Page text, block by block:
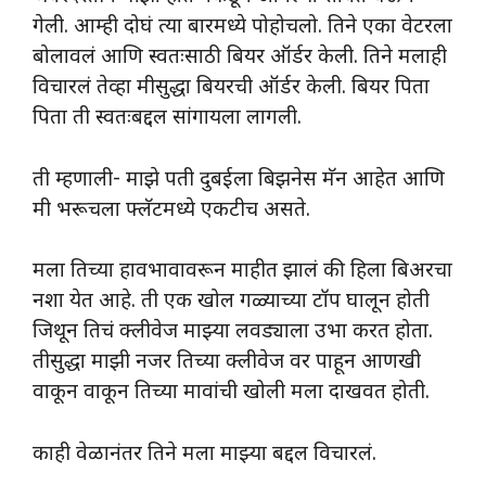
गेली. आम्ही दोघं त्या बारमध्ये पोहोचलो. तिने एका वेटरला
बोलावलं आणि स्वतःसाठी बियर ऑर्डर केली. तिने मलाही
विचारलं तेव्हा मीसुद्धा बियरची ऑर्डर केली. बियर पिता
पिता ती स्वतःबद्दल सांगायला लागली.
ती म्हणाली- माझे पती दुबईला बिझनेस मॅन आहेत आणि
मी भरूचला फ्लॅटमध्ये एकटीच असते.
मला तिच्या हावभावावरून माहीत झालं की हिला बिअरचा
नशा येत आहे. ती एक खोल गळ्याच्या टॉप घालून होती
जिथून तिचं क्लीवेज माझ्या लवड्याला उभा करत होता.
तीसुद्धा माझी नजर तिच्या क्लीवेज वर पाहून आणखी
वाकून वाकून तिच्या मावांची खोली मला दाखवत होती.
काही वेळानंतर तिने मला माझ्या बद्दल विचारलं.